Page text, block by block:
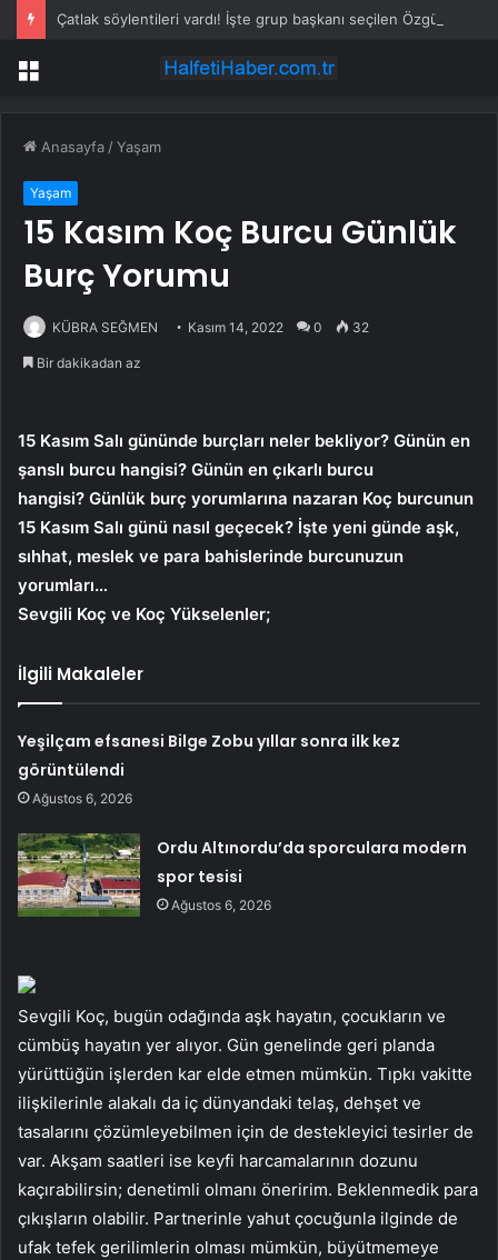
Menü
Anasayfa /Yaşam
Yaşam
15 Kasım Koç Burcu Günlük
Burç Yorumu
KÜBRA SEĞMEN Kasım 14, 2022 0 32
Bir dakikadan az
15 Kasım Salı gününde burçları neler bekliyor? Günün en
şanslı burcu hangisi? Günün en çıkarlı burcu
hangisi? Günlük burç yorumlarına nazaran Koç burcunun
15 Kasım Salı günü nasıl geçecek? İşte yeni günde aşk,
sıhhat, meslek ve para bahislerinde burcunuzun
yorumları…
Sevgili Koç ve Koç Yükselenler;
İlgili Makaleler
Yeşilçam efsanesi Bilge Zobu yıllar sonra ilk kez
görüntülendi
Ağustos 6, 2026
Ordu Altınordu’da sporculara modern
spor tesisi
Ağustos 6, 2026
Sevgili Koç, bugün odağında aşk hayatın, çocukların ve
cümbüş hayatın yer alıyor. Gün genelinde geri planda
yürüttüğün işlerden kar elde etmen mümkün. Tıpkı vakitte
ilişkilerinle alakalı da iç dünyandaki telaş, dehşet ve
tasalarını çözümleyebilmen için de destekleyici tesirler de
var. Akşam saatleri ise keyfi harcamalarının dozunu
kaçırabilirsin; denetimli olmanı öneririm. Beklenmedik para
çıkışların olabilir. Partnerinle yahut çocuğunla ilginde de
ufak tefek gerilimlerin olması mümkün, büyütmemeye